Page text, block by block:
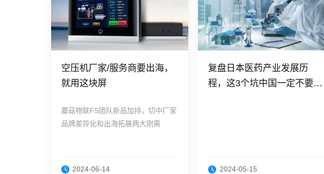
空压机厂家/服务商要出海，
就用这块屏
蘑菇物联FS团队新品加持，切中厂家
品牌差异化和出海拓展两大刚需
2024-06-14
复盘日本医药产业发展历
程，这3个坑中国一定不要
2024-05-15